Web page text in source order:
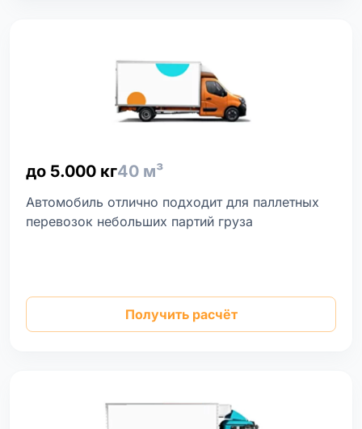
до 5.000 кг40 м³
Автомобиль отлично подходит для паллетных
перевозок небольших партий груза
Получить расчёт